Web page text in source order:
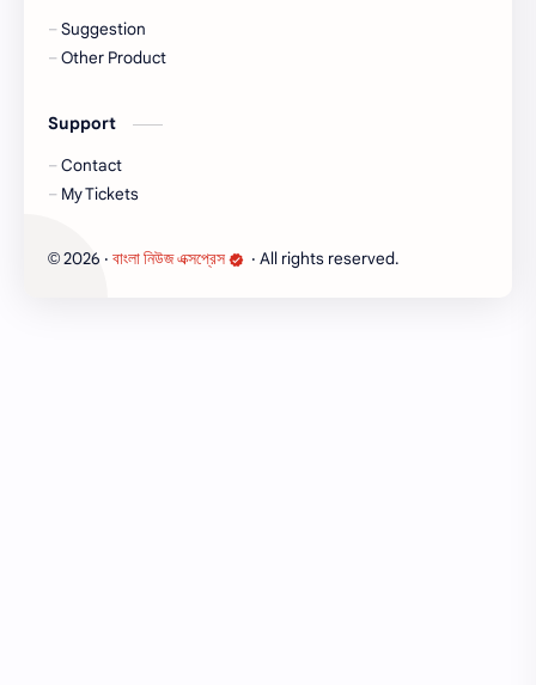
Suggestion
Other Product
Support
Contact
My Tickets
© 2026 ‧ বাংলা নিউজ এক্সপ্রেস ‧ All rights reserved.